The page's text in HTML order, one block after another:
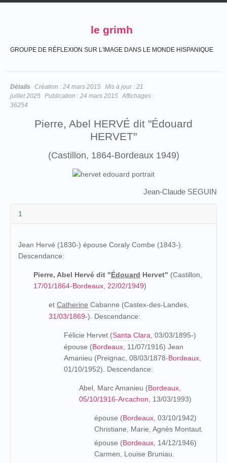
le grimh
GROUPE DE RÉFLEXION SUR L'IMAGE DANS LE MONDE HISPANIQUE
Détails Création : 24 mars 2015 Mis à jour : 21
juillet 2025 Publication : 24 mars 2015 Affichages :
36254
Pierre, Abel HERVÉ dit "Édouard
HERVET"
(Castillon, 1864-Bordeaux 1949)
Jean-Claude SEGUIN
1
Jean Hervé (1830-) épouse Coraly Combe (1843-).
Descendance:
Pierre, Abel Hervé dit "Édouard Hervet" (Castillon,
17/01/1864-Bordeaux 22/02/1949)
et Catherine Cabanne (Castex-des-Landes,
31/03/1869-). Descendance:
Félicie Hervet (Santa Clara , 03/03/1895-)
épouse (Bordeaux , 11/07/1916) Jean
Amanieu (Preignac, 08/03/1878-Bordeaux
01/10/1952). Descendance:
Abel, Marc Amanieu (Bordeaux
05/10/1916-Arcachon , 13/03/1993)
épouse (Bordeaux , 03/10/1942)
Christiane, Marie, Agnès Montaut.
épouse (Bordeaux , 14/12/1946)
Carmen, Louise Bruniau.